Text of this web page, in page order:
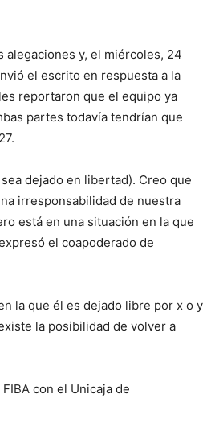
alegaciones y, el miércoles, 24
el escrito en respuesta a la
reportaron que el equipo ya
partes todavía tendrían que
dejado en libertad). Creo que
irresponsabilidad de nuestra
está en una situación en la que
el coapoderado de
la que él es dejado libre por x o y
la posibilidad de volver a
con el Unicaja de